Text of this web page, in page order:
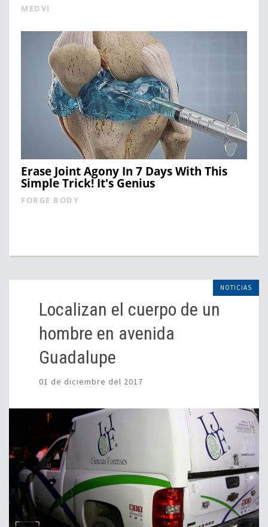
MEDVI
Erase Joint Agony In 7 Days With This
Simple Trick! It's Genius
FORGE BODY
NOTICIAS
Localizan el cuerpo de un
hombre en avenida
Guadalupe
01 de diciembre del 2017